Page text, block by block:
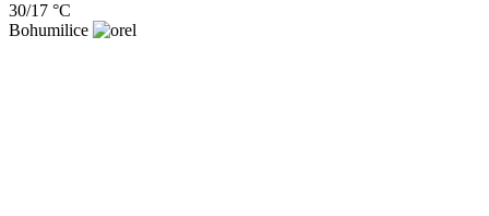
30/17 °C
Bohumilice